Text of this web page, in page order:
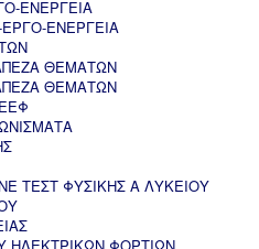
ΕΝΕΡΓΕΙΑ
ΕΝΕΡΓΕΙΑ
ΘΕΜΑΤΩΝ
ΘΕΜΑΤΩΝ
ΤΕΣΤ ΦΥΣΙΚΗΣ Α ΛΥΚΕΙΟΥ